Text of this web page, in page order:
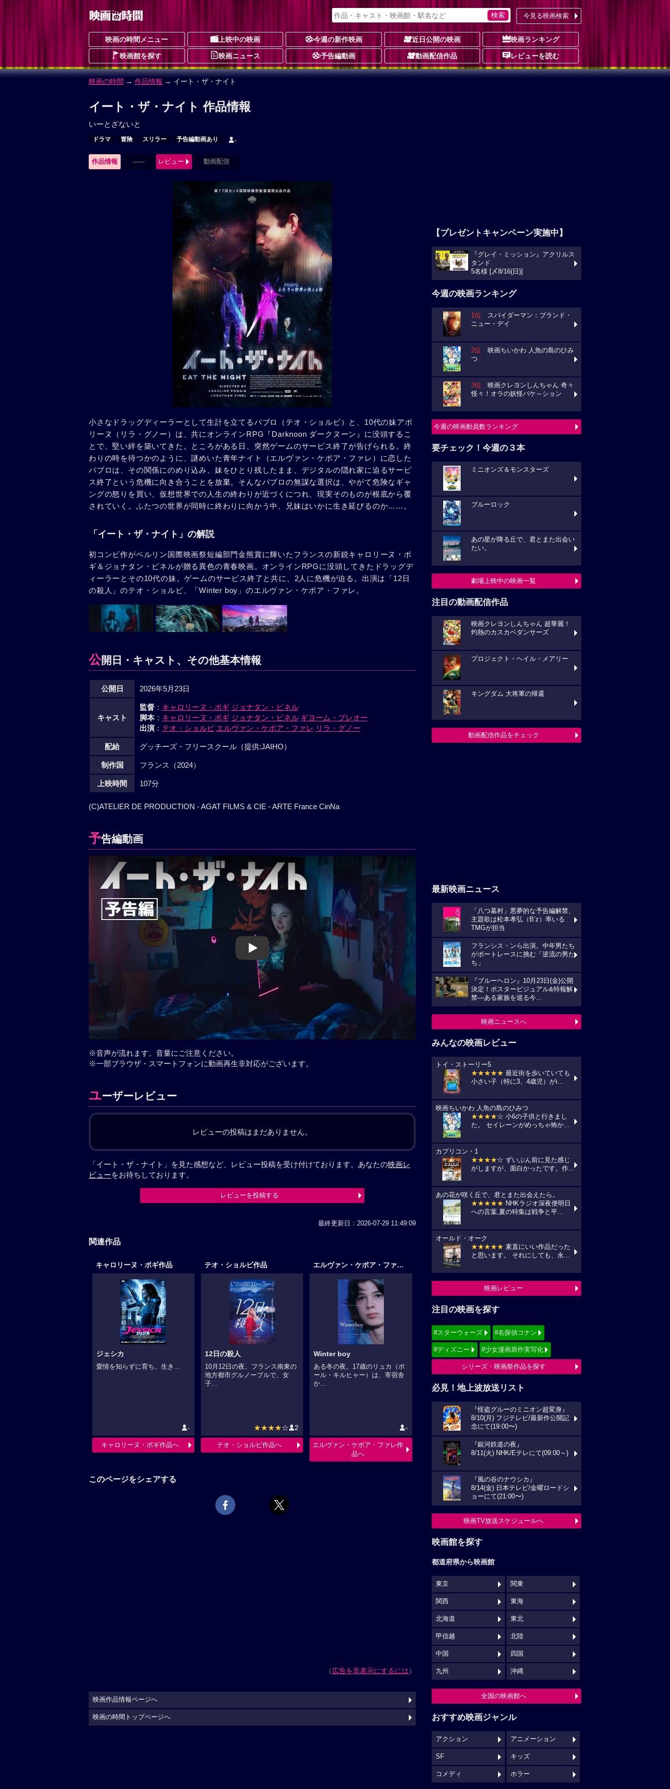
今見る映画検索
映画の時間メニュー 上映中の映画 今週の新作映画 近日公開の映画 映画ランキング
映画館を探す 映画ニュース 予告編動画 動画配信作品 レビューを読む
映画の時間 → 作品情報 → イート・ザ・ナイト
イート・ザ・ナイト 作品情報
いーとざないと
ドラマ 冒険 スリラー 予告編動画あり -
作品情報 ------ レビュー 動画配信
小さなドラッグディーラーとして生計を立てるパブロ（テオ・ショルビ）と、10代の妹アポ
リーヌ（リラ・グノー）は、共にオンラインRPG『Darknoon ダークヌーン』に没頭するこ
とで、堅い絆を築いてきた。ところがある日、突然ゲームのサービス終了が告げられる。終
わりの時を待つかのように、謎めいた青年ナイト（エルヴァン・ケポア・ファレ）に恋した
パブロは、その関係にのめり込み、妹をひとり残したまま、デジタルの隠れ家に迫るサービ
ス終了という危機に向き合うことを放棄。そんなパブロの無謀な選択は、やがて危険なギャ
ングの怒りを買い、仮想世界での人生の終わりが近づくにつれ、現実そのものが根底から覆
されていく。ふたつの世界が同時に終わりに向かう中、兄妹はいかに生き延びるのか……。
「イート・ザ・ナイト」の解説
初コンビ作がベルリン国際映画祭短編部門金熊賞に輝いたフランスの新鋭キャロリーヌ・ポ
ギ＆ジョナタン・ビネルが贈る異色の青春映画。オンラインRPGに没頭してきたドラッグデ
ィーラーとその10代の妹。ゲームのサービス終了と共に、2人に危機が迫る。出演は「12日
の殺人」のテオ・ショルビ、「Winter boy」のエルヴァン・ケポア・ファレ。
公開日・キャスト、その他基本情報
公開日 2026年5月23日
キャスト
監督： キャロリーヌ・ポギ ジョナタン・ビネル
脚本： キャロリーヌ・ポギ ジョナタン・ビネル ギヨーム・ブレオー
出演： テオ・ショルビ エルヴァン・ケポア・ファレ リラ・グノー
配給 グッチーズ・フリースクール（提供:JAIHO）
制作国 フランス（2024）
上映時間 107分
(C)ATELIER DE PRODUCTION - AGAT FILMS & CIE - ARTE France CinNa
予告編動画
Play
※音声が流れます。音量にご注意ください。
※一部ブラウザ・スマートフォンに動画再生非対応がございます。
ユーザーレビュー
レビューの投稿はまだありません。
「イート・ザ・ナイト」を見た感想など、レビュー投稿を受け付けております。あなたの映画レ
ビューをお待ちしております。
レビューを投稿する
最終更新日：2026-07-29 11:49:09
関連作品
キャロリーヌ・ポギ作品
ジェシカ
愛情を知らずに育ち、生き...
-
キャロリーヌ・ポギ作品へ
テオ・ショルビ作品
12日の殺人
10月12日の夜、フランス南東の
地方都市グルノーブルで、女
子...
★★★★☆ 2
テオ・ショルビ作品へ
エルヴァン・ケポア・ファレ作品
Winter boy
ある冬の夜。17歳のリュカ（ポ
ール・キルヒャー）は、寄宿舎
か...
-
エルヴァン・ケポア・ファレ作
品へ
このページをシェアする
（広告を非表示にするには）
【プレゼントキャンペーン実施中】
『グレイ・ミッション』アクリルス
タンド
5名様 [〆8/16(日)]
今週の映画ランキング
1位 スパイダーマン：ブランド・
ニュー・デイ
2位 映画ちいかわ 人魚の島のひみ
つ
3位 映画クレヨンしんちゃん 奇々
怪々！オラの妖怪バケ～ション
今週の映画動員数ランキング
要チェック！今週の３本
ミニオンズ＆モンスターズ
ブルーロック
あの星が降る丘で、君とまた出会い
たい。
劇場上映中の映画一覧
注目の動画配信作品
映画クレヨンしんちゃん 超華麗！
灼熱のカスカベダンサーズ
プロジェクト・ヘイル・メアリー
キングダム 大将軍の帰還
動画配信作品をチェック
最新映画ニュース
「八つ墓村」悪夢的な予告編解禁、
主題歌は松本孝弘（B’z）率いる
TMGが担当
フランシス・ンら出演。中年男たち
がボートレースに挑む「逆流の男た
ち」
『ブルーヘロン』10月23日(金)公開
決定！ポスタービジュアル&特報解
禁―ある家族を巡る今...
映画ニュースへ
みんなの映画レビュー
トイ・ストーリー5
★★★★★ 最近街を歩いていても
小さい子（特に3、4歳児）がi...
映画ちいかわ 人魚の島のひみつ
★★★★☆ 小6の子供と行きまし
た。 セイレーンがめっちゃ怖か...
カプリコン・1
★★★★☆ ずいぶん前に見た感じ
がしますが、面白かったです。作...
あの花が咲く丘で、君とまた出会えたら。
★★★★★ NHKラジオ深夜便明日
への言葉,夏の特集は戦争と平...
オールド・オーク
★★★★★ 素直にいい作品だった
と思います。 それにしても、永...
映画レビュー
注目の映画を探す
#スターウォーズ #名探偵コナン
#ディズニー #少女漫画原作実写化
シリーズ・映画祭作品を探す
必見！地上波放送リスト
『怪盗グルーのミニオン超変身』
8/10(月) フジテレビ/最新作公開記
念にて(19:00〜)
『銀河鉄道の夜』
8/11(火) NHK/Eテレにて(09:00～)
『風の谷のナウシカ』
8/14(金) 日本テレビ/金曜ロードシ
ョーにて(21:00〜)
映画TV放送スケジュールへ
映画館を探す
都道府県から映画館
東京 関東
関西 東海
北海道 東北
甲信越 北陸
中国 四国
九州 沖縄
全国の映画館へ
おすすめ映画ジャンル
アクション アニメーション
SF キッズ
コメディ ホラー
映画作品情報ページへ
映画の時間トップページへ